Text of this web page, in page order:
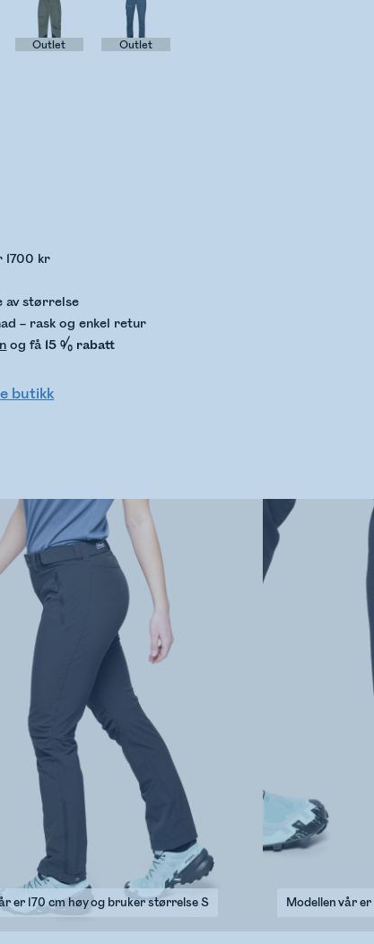
Outlet Outlet
kr
av størrelse
– rask og enkel retur
og få 15 % rabatt
butikk
er 170 cm høy og bruker størrelse S Modellen vår